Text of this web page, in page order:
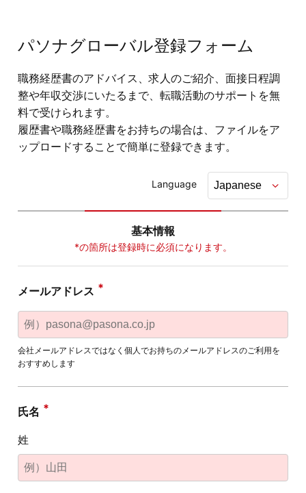
パソナグローバル登録フォーム
職務経歴書のアドバイス、求人のご紹介、面接日程調
整や年収交渉にいたるまで、転職活動のサポートを無
料で受けられます。
履歴書や職務経歴書をお持ちの場合は、ファイルをア
ップロードすることで簡単に登録できます。
Language
基本情報
*の箇所は登録時に必須になります。
メールアドレス
会社メールアドレスではなく個人でお持ちのメールアドレスのご利用を
おすすめします
氏名
姓